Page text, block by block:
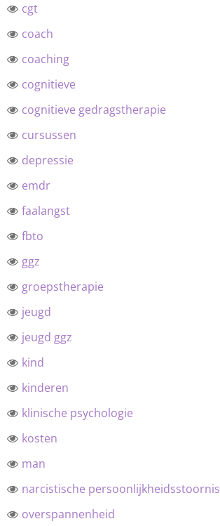
cgt
coach
coaching
cognitieve
cognitieve gedragstherapie
cursussen
depressie
emdr
faalangst
fbto
ggz
groepstherapie
jeugd
jeugd ggz
kind
kinderen
klinische psychologie
kosten
man
narcistische persoonlijkheidsstoornis
overspannenheid